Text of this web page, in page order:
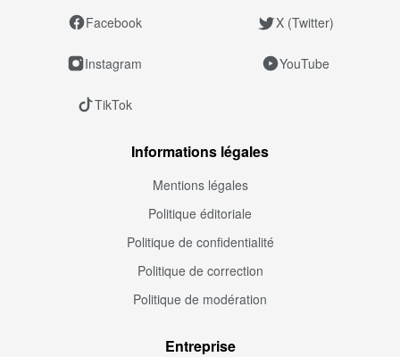
Facebook X (Twitter)
Instagram YouTube
TikTok
Informations légales
Mentions légales
Politique éditoriale
Politique de confidentialité
Politique de correction
Politique de modération
Entreprise